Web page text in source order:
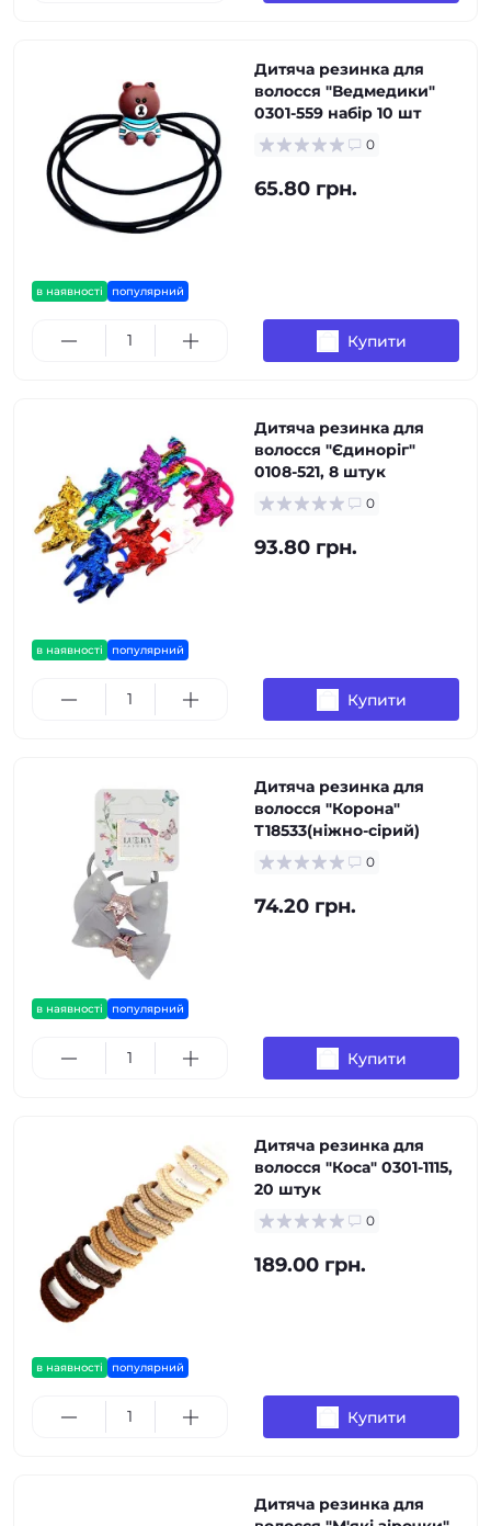
в наявності популярний
Дитяча резинка для
волосся "Ведмедики"
0301-559 набір 10 шт
0
65.80 грн.
Купити
в наявності популярний
Дитяча резинка для
волосся "Єдиноріг"
0108-521, 8 штук
0
93.80 грн.
Купити
в наявності популярний
Дитяча резинка для
волосся "Корона"
T18533(ніжно-сірий)
0
74.20 грн.
Купити
в наявності популярний
Дитяча резинка для
волосся "Коса" 0301-1115,
20 штук
0
189.00 грн.
Купити
Дитяча резинка для